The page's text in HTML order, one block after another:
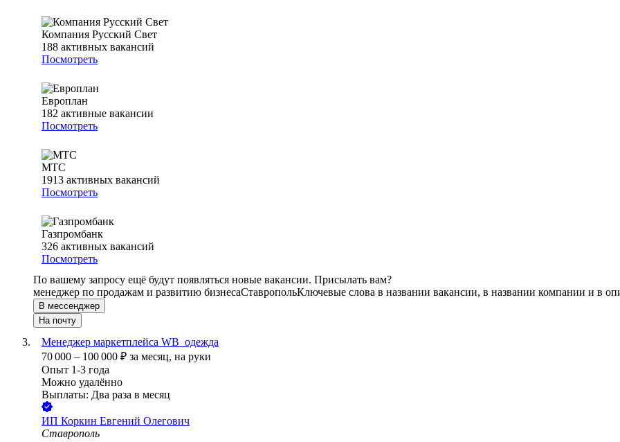
Компания Русский Свет
188 активных вакансий
Посмотреть
Европлан
182 активные вакансии
Посмотреть
МТС
1913 активных вакансий
Посмотреть
Газпромбанк
326 активных вакансий
Посмотреть
По вашему запросу ещё будут появляться новые вакансии. Присылать вам?
менеджер по продажам и развитию бизнесаСтавропольКлючевые слова в названии вакансии, в названии компании и в
В мессенджер
На почту
Менеджер маркетплейса WB_одежда
70 000 – 100 000 ₽ за месяц, на руки
Опыт 1-3 года
Можно удалённо
Выплаты: Два раза в месяц
ИП Коркин Евгений Олегович
Ставрополь